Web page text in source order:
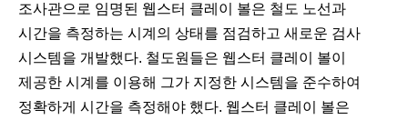
조사관으로 임명된 웹스터 클레이 볼은 철도 노선과
시간을 측정하는 시계의 상태를 점검하고 새로운 검사
시스템을 개발했다. 철도원들은 웹스터 클레이 볼이
제공한 시계를 이용해 그가 지정한 시스템을 준수하여
정확하게 시간을 측정해야 했다. 웹스터 클레이 볼은